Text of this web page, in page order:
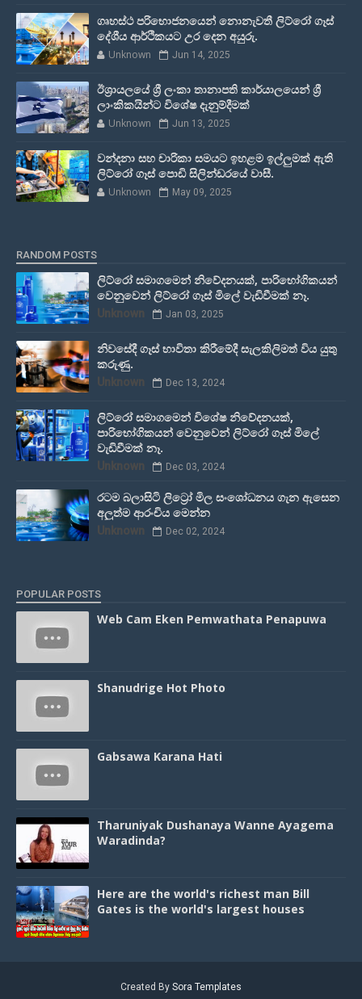
ගෘහස්ථ පරිභොජනයෙන් නොනැවතී ලිට්රෝ ගෑස්
දේශීය ආර්ථිකයට උර දෙන අයුරු.
Unknown Jun 14, 2025
ඊශ්‍රායලයේ ශ්‍රී ලංකා තානාපති කාර්යාලයෙන් ශ්‍රී
ලාංකිකයින්ට විශේෂ දැනුම්දීමක්
Unknown Jun 13, 2025
වන්දනා සහ චාරිකා සමයට ඉහළම ඉල්ලුමක් ඇති
ලිට්රෝ ගෑස් පොඩි සිලින්ඩරයේ වාසී.
Unknown May 09, 2025
RANDOM POSTS
ලිට්රෝ සමාගමෙන් නිවේදනයක්, පාරිභෝගිකයන්
වෙනුවෙන් ලිට්රෝ ගෑස් මිලේ වැඩිවීමක් නෑ.
Unknown Jan 03, 2025
නිවසේදී ගෑස් භාවිතා කිරීමේදී සැලකිලිමත් විය යුතු
කරුණු.
Unknown Dec 13, 2024
ලිට්රෝ සමාගමෙන් විශේෂ නිවේදනයක්,
පාරිභෝගිකයන් වෙනුවෙන් ලිට්රෝ ගෑස් මිලේ
වැඩිවීමක් නෑ.
Unknown Dec 03, 2024
රටම බලාසිටි ලිට්‍රෝ මිල සංශෝධනය ගැන ඇසෙන
අලුත්ම ආරංචිය මෙන්න
Unknown Dec 02, 2024
POPULAR POSTS
Web Cam Eken Pemwathata Penapuwa
Shanudrige Hot Photo
Gabsawa Karana Hati
Tharuniyak Dushanaya Wanne Ayagema
Waradinda?
Here are the world's richest man Bill
Gates is the world's largest houses
Created By Sora Templates